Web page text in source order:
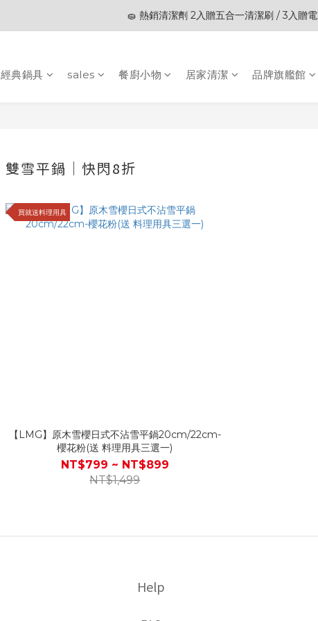
🎊夏末狂歡節限定優惠🎊︱全館滿
🧽 熱銷清潔劑 2入贈五合一清潔刷 / 3入贈
經典鍋具 sales 餐廚小物 居家清潔 品牌旗艦館
雙雪平鍋｜快閃8折
買就送料理用具
【LMG】原木雪櫻日式不沾雪平鍋20cm/22cm-
櫻花粉(送 料理用具三選一)
NT$799 ~ NT$899
NT$1,499
Help